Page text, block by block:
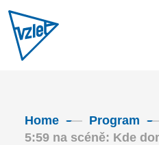
Home
Program
5:59 na scéně: Kde